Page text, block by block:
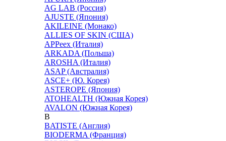
AG LAB (Россия)
AJUSTE (Япония)
AKILEINE (Монако)
ALLIES OF SKIN (США)
APPeex (Италия)
ARKADA (Польша)
AROSHA (Италия)
ASAP (Австралия)
ASCE+ (Ю. Корея)
ASTEROPE (Япония)
ATOHEALTH (Южная Корея)
AVALON (Южная Корея)
B
BATISTE (Англия)
BIODERMA (Франция)